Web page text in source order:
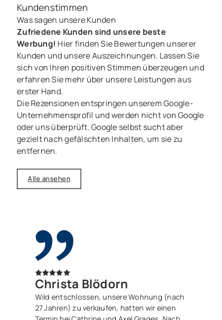
Kundenstimmen
Was sagen unsere Kunden
Zufriedene Kunden sind unsere beste
Werbung! Hier finden Sie Bewertungen unserer
Kunden und unsere Auszeichnungen. Lassen Sie
sich von Ihren positiven Stimmen überzeugen und
erfahren Sie mehr über unsere Leistungen aus
erster Hand.
Die Rezensionen entspringen unserem Google-
Unternehmensprofil und werden nicht von Google
oder uns überprüft. Google selbst sucht aber
gezielt nach gefälschten Inhalten, um sie zu
entfernen.
Alle ansehen
Christa Blödorn
Wild entschlossen, unsere Wohnung (nach
27 Jahren) zu verkaufen, hatten wir einen